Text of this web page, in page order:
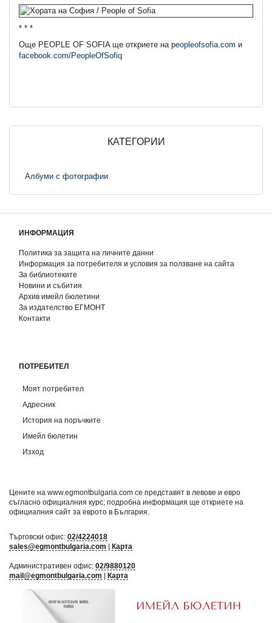
* * *
Още PEOPLE OF SOFIA ще откриете на peopleofsofia.com и
facebook.com/PeopleOfSofiq
КАТЕГОРИИ
Албуми с фотографии
ИНФОРМАЦИЯ
Политика за защита на личните данни
Информация за потребителя и условия за ползване на сайта
За библиотеките
Новини и събития
Архив имейл бюлетини
За издателство ЕГМОНТ
Контакти
ПОТРЕБИТЕЛ
Моят потребител
Адресник
История на поръчките
Имейл бюлетин
Изход
Цените на www.egmontbulgaria.com се представят в левове и евро
съгласно официалния курс; подробна информация ще откриете на
официалния сайт за еврото в България
Търговски офис: 02/4224018
sales@egmontbulgaria.com | Карта
Административен офис: 02/9880120
mail@egmontbulgaria.com | Карта